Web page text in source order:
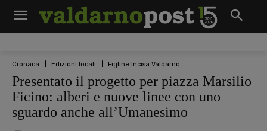
Cronaca Edizioni locali Figline Incisa Valdarno
Presentato il progetto per piazza Marsilio
Ficino: alberi e nuove linee con uno
sguardo anche all’Umanesimo